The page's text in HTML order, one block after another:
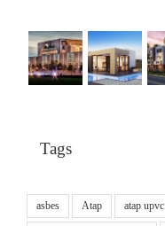
Tags
asbes Atap atap upvc